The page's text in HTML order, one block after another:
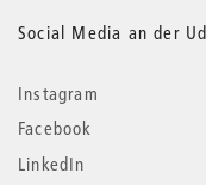
Social Media an der
Instagram
Facebook
LinkedIn